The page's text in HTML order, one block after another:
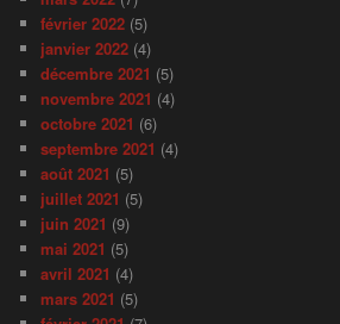
février 2022 (5)
janvier 2022 (4)
décembre 2021 (5)
novembre 2021 (4)
octobre 2021 (6)
septembre 2021 (4)
août 2021 (5)
juillet 2021 (5)
juin 2021 (9)
mai 2021 (5)
avril 2021 (4)
mars 2021 (5)